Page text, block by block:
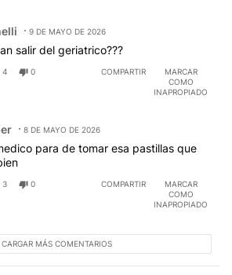
9 DE MAYO DE 2026
salir del geriatrico???
4 0 COMPARTIR
MARCAR
COMO
INAPROPIADO
8 DE MAYO DE 2026
para de tomar esa pastillas que
3 0 COMPARTIR
MARCAR
COMO
INAPROPIADO
CARGAR MÁS COMENTARIOS